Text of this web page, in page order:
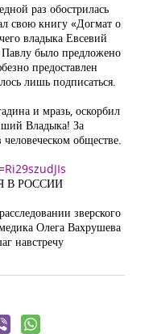
раз обострилась
свою книгу «Догмат о
владыка Евсевий
Павлу было предложено
предоставлен
лишь подписаться.
и мразь, оскорбил
Владыка! За
обществе.
В РОССИИ
зверского
Олега Вахрушева
навстречу